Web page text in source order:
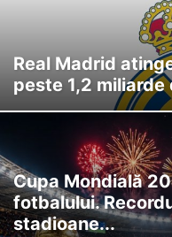
Real Madrid
peste 1,2 miliarde
Cupa Mondială
fotbalului.
stadioane...